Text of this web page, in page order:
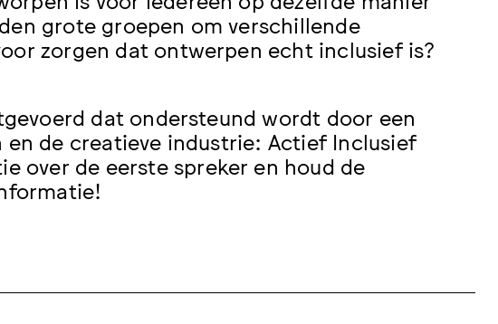
grote groepen om verschillende
zorgen dat ontwerpen echt inclusief is?
dat ondersteund wordt door een
de creatieve industrie: Actief Inclusief
over de eerste spreker en houd de